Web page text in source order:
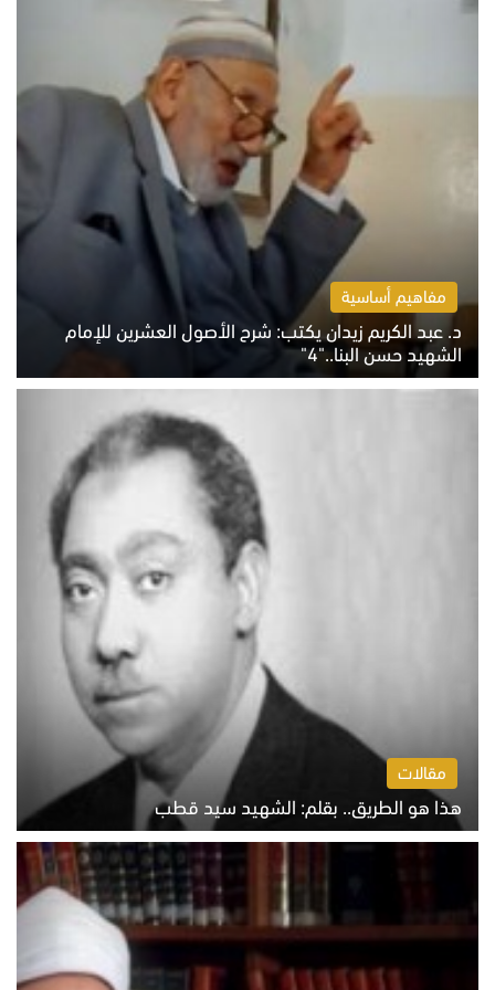
مفاهيم أساسية
د. عبد الكريم زيدان يكتب: شرح الأصول العشرين للإمام
الشهيد حسن البنا.."4"
الخميس 6 أغسطس 2026 10:27 ص
مقالات
هذا هو الطريق.. بقلم: الشهيد سيد قطب
الخميس 6 أغسطس 2026 10:52 ص